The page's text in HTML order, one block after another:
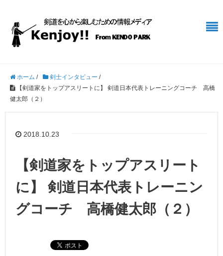
ホーム / 剣士インタビュー /
【剣道家をトップアスリートに】 剣道日本代表トレーニングコーチ 高橋
健太郎（２）
2018.10.23
【剣道家をトップアスリート
に】 剣道日本代表トレーニン
グコーチ 高橋健太郎（２）